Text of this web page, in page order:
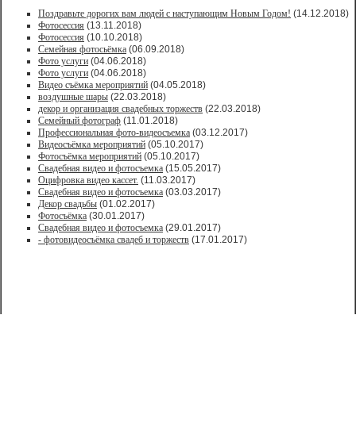
Поздравьте дорогих вам людей с наступающим Новым Годом! (14.12.2018)
Фотосессия (13.11.2018)
Фотосессия (10.10.2018)
Семейная фотосьёмка (06.09.2018)
Фото услуги (04.06.2018)
Фото услуги (04.06.2018)
Видео съёмка мероприятий (04.05.2018)
воздушные шары (22.03.2018)
декор и организация свадебных торжеств (22.03.2018)
Семейный фотограф (11.01.2018)
Профессиональная фото-видеосъемка (03.12.2017)
Видеосъёмка мероприятий (05.10.2017)
Фотосъёмка мероприятий (05.10.2017)
Свадебная видео и фотосъемка (15.05.2017)
Оцифровка видео кассет. (11.03.2017)
Свадебная видео и фотосъемка (03.03.2017)
Декор свадьбы (01.02.2017)
Фотосъёмка (30.01.2017)
Свадебная видео и фотосъемка (29.01.2017)
- фотовидеосъёмка свадеб и торжеств (17.01.2017)